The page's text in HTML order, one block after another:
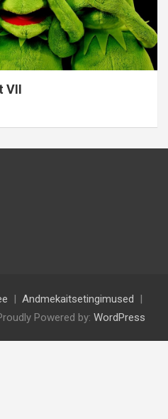
VII
Andmekaitsetingimused
Powered by: WordPress